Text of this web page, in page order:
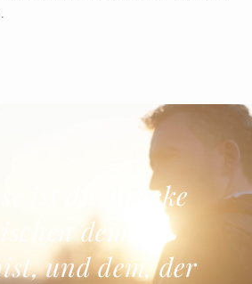
ist die Brücke
dem,
und dem, der